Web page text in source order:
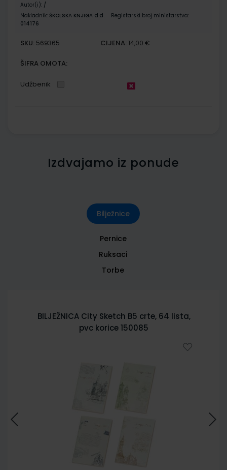
Autor(i): /
Nakladnik: ŠKOLSKA KNJIGA d.d.
Registarski broj ministarstva:
014176
SKU: 569365 CIJENA: 14,00 €
ŠIFRA OMOTA:
Udžbenik
Izdvajamo iz ponude
Bilježnice
Pernice
Ruksaci
Torbe
BILJEŽNICA City Sketch B5 crte, 64 lista,
pvc korice 150085